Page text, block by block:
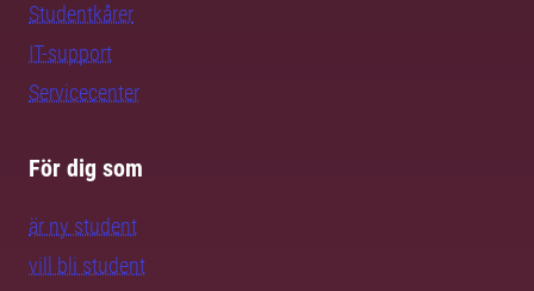
Studentkårer
IT-support
Servicecenter
För dig som
är ny student
vill bli student